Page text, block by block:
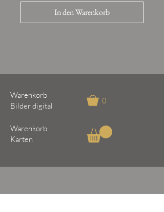
In den Warenkorb
Warenkorb
Bilder digital
0
Warenkorb
Karten